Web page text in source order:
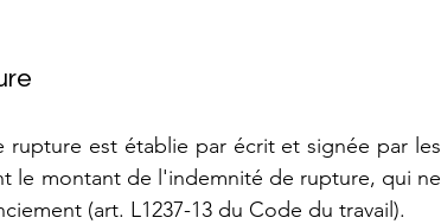
est établie par écrit et signée par les
le montant de l'indemnité de rupture, qui ne
(art. L1237-13 du Code du travail).